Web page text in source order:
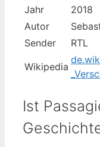
Jahr
2018
Autor
Sender
RTL
Wikipedia
Ist